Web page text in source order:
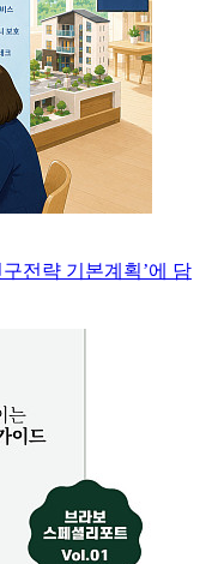
전략 기본계획’에 담